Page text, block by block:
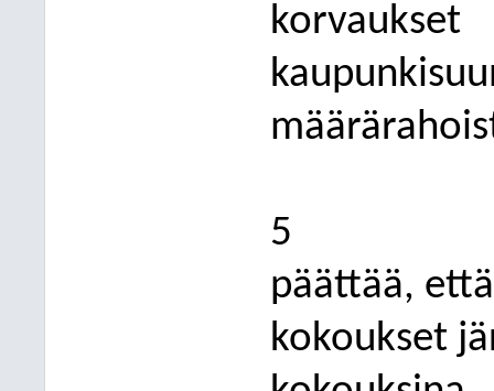
korvaukset
5
päättää,
kokoukset